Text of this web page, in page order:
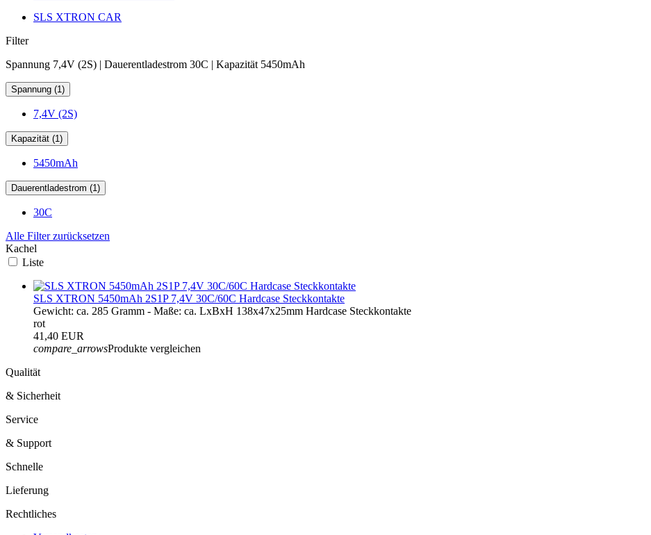
SLS XTRON CAR
Filter
Spannung 7,4V (2S) | Dauerentladestrom 30C | Kapazität 5450mAh
Spannung (1)
7,4V (2S)
Kapazität (1)
5450mAh
Dauerentladestrom (1)
30C
Alle Filter zurücksetzen
Kachel
Liste
SLS XTRON 5450mAh 2S1P 7,4V 30C/60C Hardcase Steckkontakte
Gewicht: ca. 285 Gramm - Maße: ca. LxBxH 138x47x25mm Hardcase Steckkontakte
rot
41,40 EUR
compare_arrowsProdukte vergleichen
Qualität
& Sicherheit
Service
& Support
Schnelle
Lieferung
Rechtliches